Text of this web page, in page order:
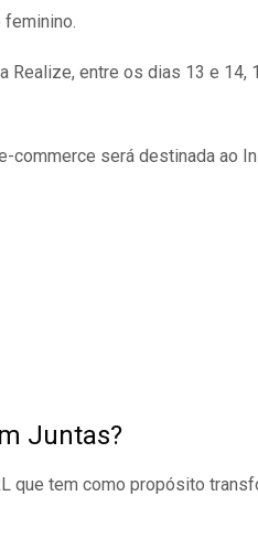
Realize, entre os dias 13 e 14,
commerce será destinada ao
Juntas?
que tem como propósito